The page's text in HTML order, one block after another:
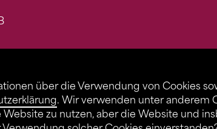
über die Verwendung von Cookies
. Wir verwenden unter anderem
zu nutzen, aber die Website und